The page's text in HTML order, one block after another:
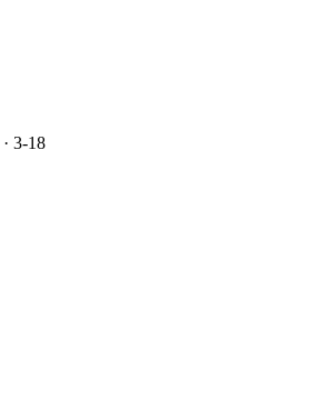
· 3-18